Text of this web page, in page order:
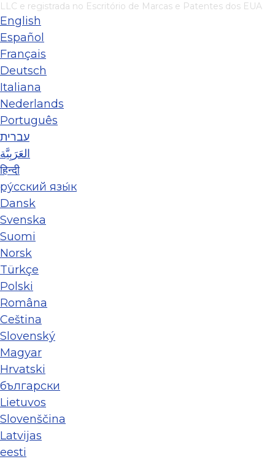
LLC e registrada no Escritório de Marcas e Patentes dos EUA
English
Español
Français
Deutsch
Italiana
Nederlands
Português
עברית
العَرَبِيَّة
हिन्दी
ру́сский язы́к
Dansk
Svenska
Suomi
Norsk
Türkçe
Polski
Româna
Ceština
Slovenský
Magyar
Hrvatski
български
Lietuvos
Slovenščina
Latvijas
eesti